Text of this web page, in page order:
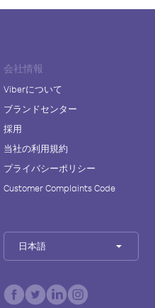
会社情報
Viberについて
ブランドセンター
採用
当社の利用規約
プライバシーポリシー
Customer Complaints Code
日本語